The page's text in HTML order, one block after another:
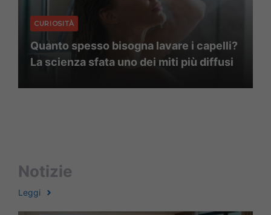
CURIOSITÀ
Quanto spesso bisogna lavare i capelli?
La scienza sfata uno dei miti più diffusi
Notizie
Leggi